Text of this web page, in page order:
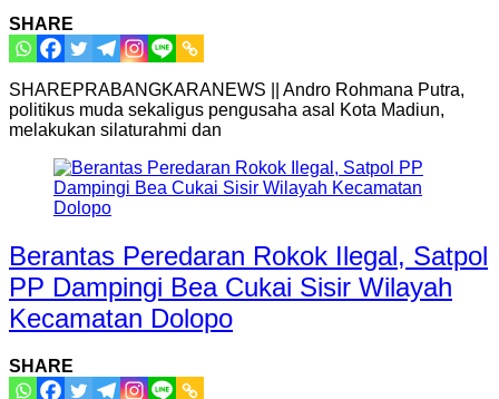
SHARE
SHAREPRABANGKARANEWS || Andro Rohmana Putra,
politikus muda sekaligus pengusaha asal Kota Madiun,
melakukan silaturahmi dan
Berantas Peredaran Rokok Ilegal, Satpol
PP Dampingi Bea Cukai Sisir Wilayah
Kecamatan Dolopo
SHARE